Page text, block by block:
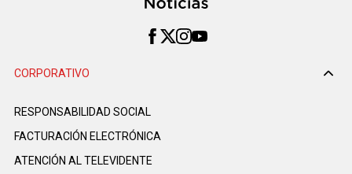
CORPORATIVO
RESPONSABILIDAD SOCIAL
FACTURACIÓN ELECTRÓNICA
ATENCIÓN AL TELEVIDENTE